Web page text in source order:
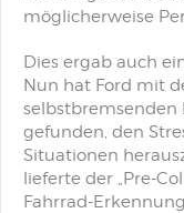
möglicherweise
Dies ergab auch
Nun hat Ford mit
selbstbremsenden
gefunden, den
Situationen
lieferte der „Pre-
Fahrrad-